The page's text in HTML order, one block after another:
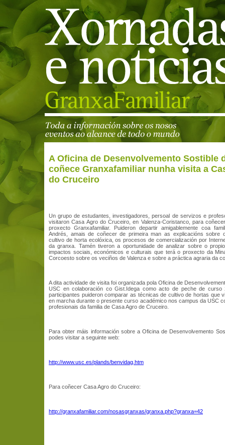
A Oficina de Desenvolvemento Sostible
coñece Granxafamiliar nunha visita a
do Cruceiro
Un grupo de estudantes, investigadores, persoal de servizos e
visitaron Casa Agro do Cruceiro, en Valenza-Coristanco, para
proxecto Granxafamiliar. Puideron departir amigablemente coa
Andrés, amais de coñecer de primeira man as explicacións sobre
cultivo de horta ecolóxica, os procesos de comercialización por
da granxa. Tamén tiveron a oportunidade de analizar sobre o
impactos sociais, económicos e culturais que terá o proxecto da
Corcoesto sobre os veciños de Valenza e sobre a práctica agraria da
A dita actividade de visita foi organizada pola Oficina de
USC en colaboración co Gist.Idega como acto de peche de curso
participantes puideron comparar as técnicas de cultivo de hortas que
en marcha durante o presente curso académico nos campus da USC
profesionais da familia de Casa Agro de Cruceiro.
Para obter máis información sobre a Oficina de Desenvolvemento
podes visitar a seguinte web:
http://www.usc.es/plands/benvidag.htm
Para coñecer Casa Agro do Cruceiro:
http://granxafamiliar.com/nosasgranxas/granxa.php?granxa=42